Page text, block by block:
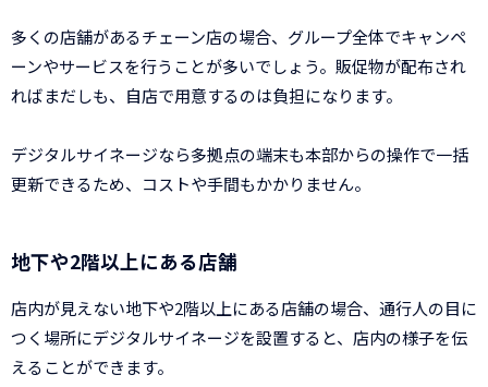
多くの店舗があるチェーン店の場合、グループ全体でキャンペ
ーンやサービスを行うことが多いでしょう。販促物が配布され
ればまだしも、自店で用意するのは負担になります。
デジタルサイネージなら多拠点の端末も本部からの操作で一括
更新できるため、コストや手間もかかりません。
地下や2階以上にある店舗
店内が見えない地下や2階以上にある店舗の場合、通行人の目に
つく場所にデジタルサイネージを設置すると、店内の様子を伝
えることができます。